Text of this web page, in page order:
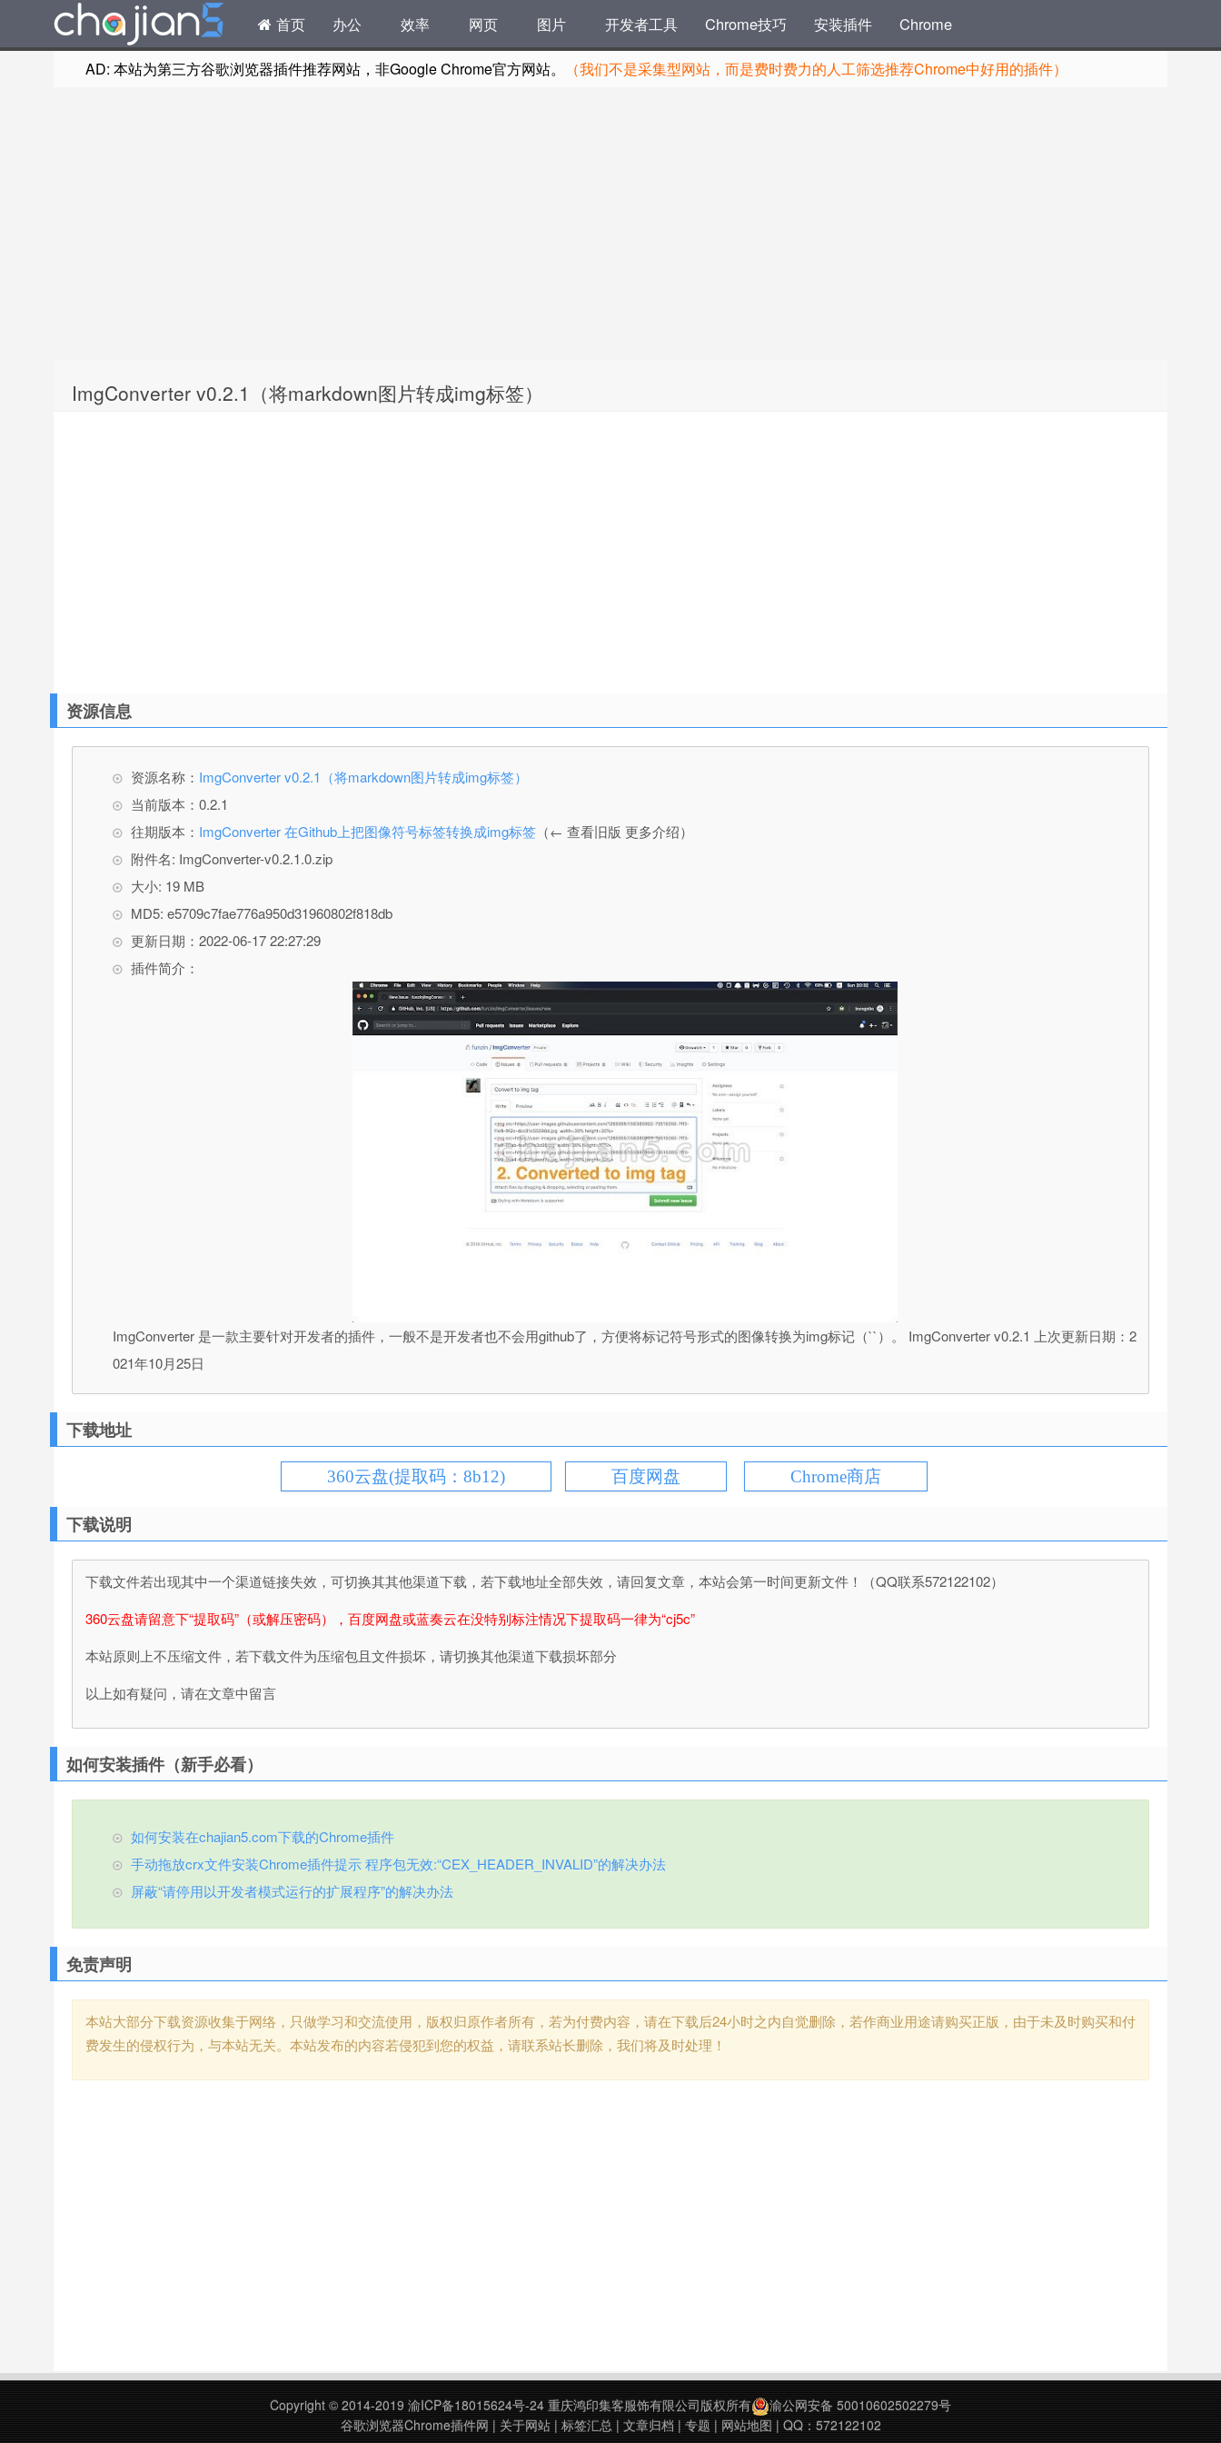
首页 办公 效率 网页 图片 开发者工具 Chrome技巧 安装插件 Chrome
AD: 本站为第三方谷歌浏览器插件推荐网站，非Google Chrome官方网站。 （我们不是采集型网站，而是费时费力的人工筛选推荐Chrome中好用的插件）
ImgConverter v0.2.1（将markdown图片转成img标签）
资源信息
资源名称： ImgConverter v0.2.1（将markdown图片转成img标签）
当前版本：0.2.1
往期版本： ImgConverter 在Github上把图像符号标签转换成img标签 （← 查看旧版 更多介绍）
附件名: ImgConverter-v0.2.1.0.zip
大小: 19 MB
MD5: e5709c7fae776a950d31960802f818db
更新日期：2022-06-17 22:27:29
插件简介：
ImgConverter 是一款主要针对开发者的插件，一般不是开发者也不会用github了，方便将标记符号形式的图像转换为img标记（``）。 ImgConverter v0.2.1 上次更新日期：2
021年10月25日
下载地址
360云盘(提取码：8b12) 百度网盘 Chrome商店
下载说明
下载文件若出现其中一个渠道链接失效，可切换其其他渠道下载，若下载地址全部失效，请回复文章，本站会第一时间更新文件！（QQ联系572122102）
360云盘请留意下“提取码”（或解压密码），百度网盘或蓝奏云在没特别标注情况下提取码一律为“cj5c”
本站原则上不压缩文件，若下载文件为压缩包且文件损坏，请切换其他渠道下载损坏部分
以上如有疑问，请在文章中留言
如何安装插件（新手必看）
如何安装在chajian5.com下载的Chrome插件
手动拖放crx文件安装Chrome插件提示 程序包无效:“CEX_HEADER_INVALID”的解决办法
屏蔽“请停用以开发者模式运行的扩展程序”的解决办法
免责声明
本站大部分下载资源收集于网络，只做学习和交流使用，版权归原作者所有，若为付费内容，请在下载后24小时之内自觉删除，若作商业用途请购买正版，由于未及时购买和付
费发生的侵权行为，与本站无关。本站发布的内容若侵犯到您的权益，请联系站长删除，我们将及时处理！
Copyright © 2014-2019 渝ICP备18015624号-24 重庆鸿印集客服饰有限公司版权所有
渝公网安备 50010602502279号
谷歌浏览器Chrome插件网 | 关于网站| 标签汇总| 文章归档 | 专题 | 网站地图 | QQ：572122102